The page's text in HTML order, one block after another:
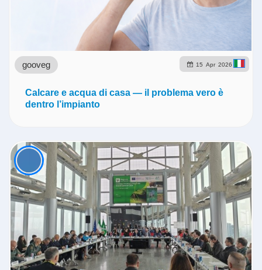
15 Apr 2026
gooveg
Calcare e acqua di casa — il problema vero è
dentro l’impianto